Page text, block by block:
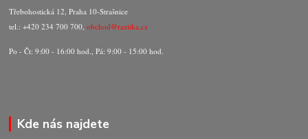
Třebohostická 12, Praha 10-Strašnice
tel.: +420 234 700 700,obchod@razitka.cz
Po - Čt: 9:00 - 16:00 hod., Pá: 9:00 - 15:00 hod.
Kde nás najdete